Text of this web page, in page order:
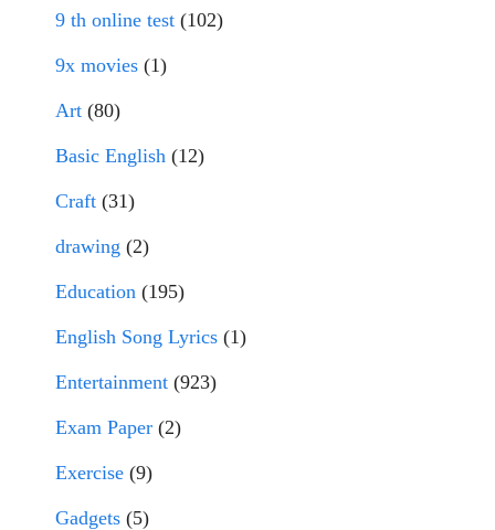
9 th online test (102)
9x movies (1)
Art (80)
Basic English (12)
Craft (31)
drawing (2)
Education (195)
English Song Lyrics (1)
Entertainment (923)
Exam Paper (2)
Exercise (9)
Gadgets (5)